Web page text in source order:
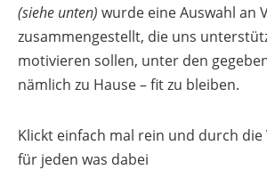
(siehe unten) wurde eine Auswahl an
zusammengestellt, die uns
motivieren sollen, unter den
nämlich zu Hause – fit zu bleiben.
Klickt einfach mal rein und durch die
für jeden was dabei